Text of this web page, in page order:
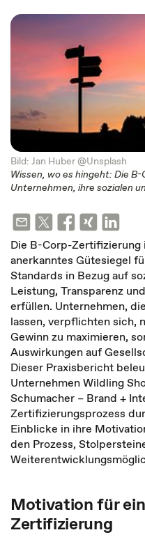
Bild: Jan Huber @Unsplash
Wissen, wo es hingeht: Die
Unternehmen, ihre sozialen
Die B-Corp-Zertifizierung
anerkanntes Gütesiegel
Standards in Bezug auf
Leistung, Transparenz
erfüllen. Unternehmen,
lassen, verpflichten sich,
Gewinn zu maximieren,
Auswirkungen auf
Dieser Praxisbericht
Unternehmen Wildling
Schumacher – Brand +
Zertifizierungsprozess
Einblicke in ihre
den Prozess,
Motivation für
Zertifizierung